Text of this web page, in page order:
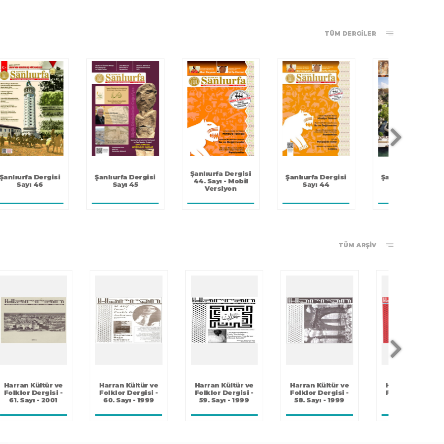
TÜM DERGİLER
Şanlıurfa Dergisi
44. Sayı - Mobil
Versiyon
Şanlıurfa Dergisi
Şanlıurfa Dergisi
Sayı 1
Şanlıurfa Dergisi
TÜM ARŞİV
Harran Kültür ve
Folklor Dergisi -
59. Sayı - 1999
Harran Kültür ve
Folklor Dergisi -
58. Sayı - 1999
Harran Kültür ve
Folklor Dergisi -
57. Sayı - 1999
Harran Kültür ve
Folklor Dergisi -
56. Sayı - 1999